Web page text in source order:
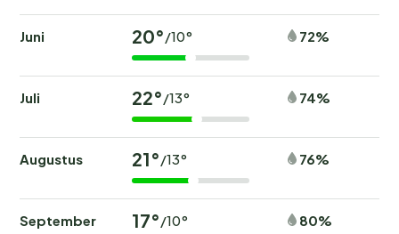
Juni 20°/10° 72%
Juli 22°/13° 74%
Augustus 21°/13° 76%
September 17°/10° 80%